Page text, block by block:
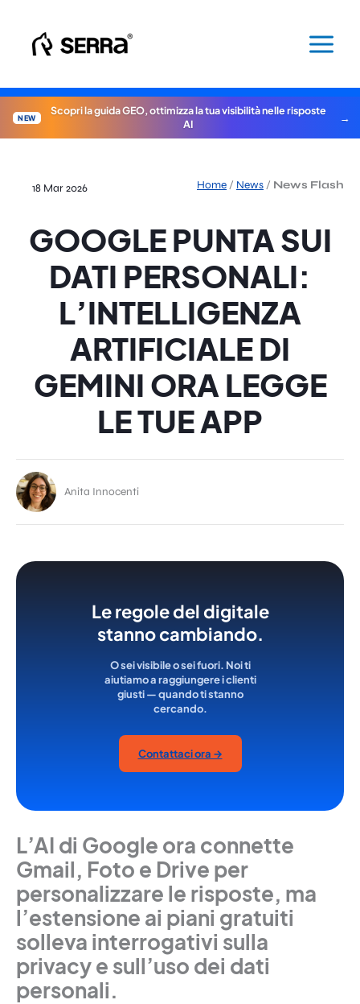
contenuto
NEW
Scopri la guida GEO, ottimizza la tua visibilità nelle risposte
AI
Home / News / News Flash
18 Mar 2026
GOOGLE PUNTA SUI
DATI PERSONALI:
L’INTELLIGENZA
ARTIFICIALE DI
GEMINI ORA LEGGE
LE TUE APP
Anita Innocenti
Le regole del digitale
stanno cambiando.
O sei visibile o sei fuori. Noi ti
aiutiamo a raggiungere i clienti
giusti — quando ti stanno
cercando.
Contattaci ora →
L’AI di Google ora connette
Gmail, Foto e Drive per
personalizzare le risposte, ma
l’estensione ai piani gratuiti
solleva interrogativi sulla
privacy e sull’uso dei dati
personali.